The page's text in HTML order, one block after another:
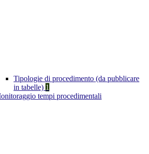
Tipologie di procedimento (da pubblicare
in tabelle) 1
tempi procedimentali